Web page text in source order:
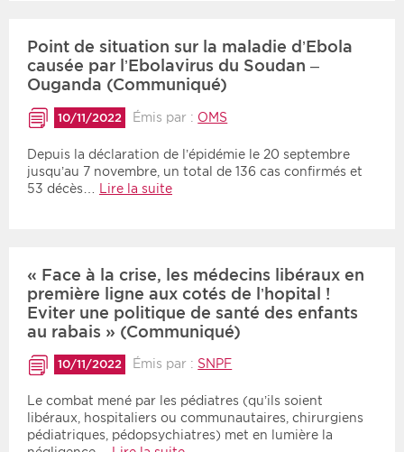
Point de situation sur la maladie d’Ebola
causée par l’Ebolavirus du Soudan –
Ouganda (Communiqué)
10/11/2022 Émis par : OMS
Depuis la déclaration de l’épidémie le 20 septembre
jusqu’au 7 novembre, un total de 136 cas confirmés et
53 décès… Lire la suite
« Face à la crise, les médecins libéraux en
première ligne aux cotés de l’hopital !
Eviter une politique de santé des enfants
au rabais » (Communiqué)
10/11/2022 Émis par : SNPF
Le combat mené par les pédiatres (qu’ils soient
libéraux, hospitaliers ou communautaires, chirurgiens
pédiatriques, pédopsychiatres) met en lumière la